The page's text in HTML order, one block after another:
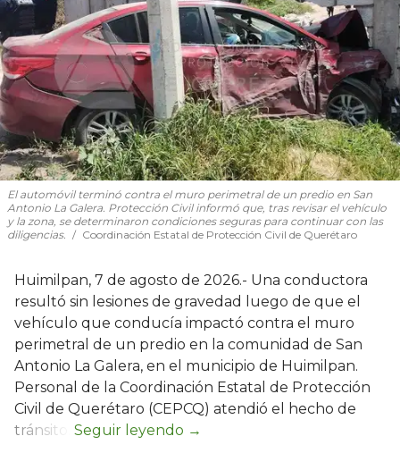
El automóvil terminó contra el muro perimetral de un predio en San
Antonio La Galera. Protección Civil informó que, tras revisar el vehículo
y la zona, se determinaron condiciones seguras para continuar con las
diligencias.
Coordinación Estatal de Protección Civil de Querétaro
Huimilpan, 7 de agosto de 2026.- Una conductora
resultó sin lesiones de gravedad luego de que el
vehículo que conducía impactó contra el muro
perimetral de un predio en la comunidad de San
Antonio La Galera, en el municipio de Huimilpan.
Personal de la Coordinación Estatal de Protección
Civil de Querétaro (CEPCQ) atendió el hecho de
tránsito.